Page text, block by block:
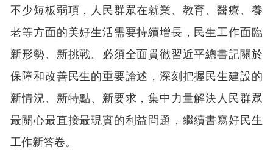
不少短板弱項，人民群眾在就業、教育、醫療、養
老等方面的美好生活需要持續增長，民生工作面臨
新形勢、新挑戰。必須全面貫徹習近平總書記關於
保障和改善民生的重要論述，深刻把握民生建設的
新情況、新特點、新要求，集中力量解決人民群眾
最關心最直接最現實的利益問題，繼續書寫好民生
工作新答卷。